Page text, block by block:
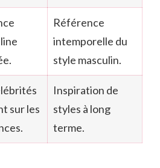
Référence
intemporelle du
style masculin.
sur les
Inspiration de
styles à long
terme.